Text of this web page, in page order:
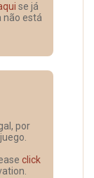
se já
não está
por
click